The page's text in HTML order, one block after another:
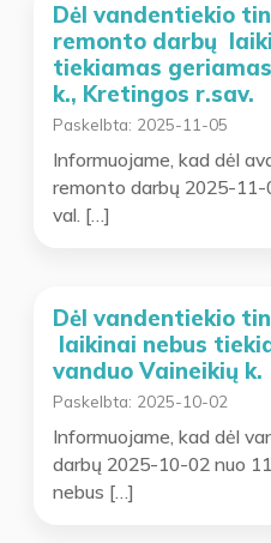
Dėl vandentiekio
remonto darbų
tiekiamas
k., Kretingos r.sav.
Paskelbta: 2025-11-05
Informuojame, kad dėl
remonto darbų 2025-11-
val. […]
Dėl vandentiekio
laikinai nebus
vanduo Vaineikių k.
Paskelbta: 2025-10-02
Informuojame, kad dėl
darbų 2025-10-02 nuo
nebus […]